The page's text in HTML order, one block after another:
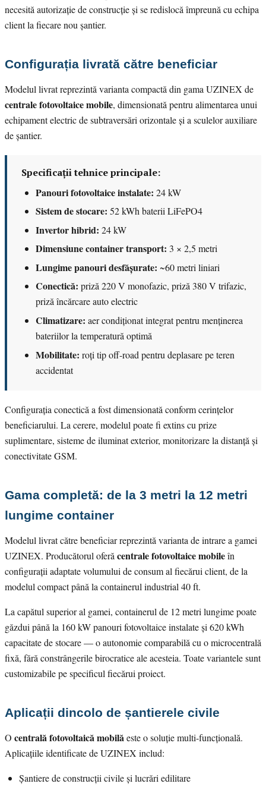
necesită autorizație de construcție și se redislocă împreună cu echipa
client la fiecare nou șantier.
Configurația livrată către beneficiar
Modelul livrat reprezintă varianta compactă din gama UZINEX de
centrale fotovoltaice mobile, dimensionată pentru alimentarea unui
echipament electric de subtraversări orizontale și a sculelor auxiliare
de șantier.
Specificații tehnice principale:
Panouri fotovoltaice instalate: 24 kW
Sistem de stocare: 52 kWh baterii LiFePO4
Invertor hibrid: 24 kW
Dimensiune container transport: 3 × 2,5 metri
Lungime panouri desfășurate: ~60 metri liniari
Conectică: priză 220 V monofazic, priză 380 V trifazic,
priză încărcare auto electric
Climatizare: aer condiționat integrat pentru menținerea
bateriilor la temperatură optimă
Mobilitate: roți tip off-road pentru deplasare pe teren
accidentat
Configurația conectică a fost dimensionată conform cerințelor
beneficiarului. La cerere, modelul poate fi extins cu prize
suplimentare, sisteme de iluminat exterior, monitorizare la distanță și
conectivitate GSM.
Gama completă: de la 3 metri la 12 metri
lungime container
Modelul livrat către beneficiar reprezintă varianta de intrare a gamei
UZINEX. Producătorul oferăcentrale fotovoltaice mobileîn
configurații adaptate volumului de consum al fiecărui client, de la
modelul compact până la containerul industrial 40 ft.
La capătul superior al gamei, containerul de 12 metri lungime poate
găzdui până la 160 kW panouri fotovoltaice instalate și 620 kWh
capacitate de stocare — o autonomie comparabilă cu o microcentrală
fixă, fără constrângerile birocratice ale acesteia. Toate variantele sunt
customizabile pe specificul fiecărui proiect.
Aplicații dincolo de șantierele civile
O centrală fotovoltaică mobilăeste o soluție multi-funcțională.
Aplicațiile identificate de UZINEX includ:
Șantiere de construcții civile și lucrări edilitare